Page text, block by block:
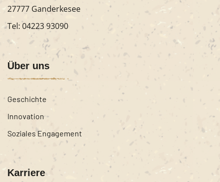
27777 Ganderkesee
Tel: 04223 93090
Über uns
Geschichte
Innovation
Soziales Engagement
Karriere